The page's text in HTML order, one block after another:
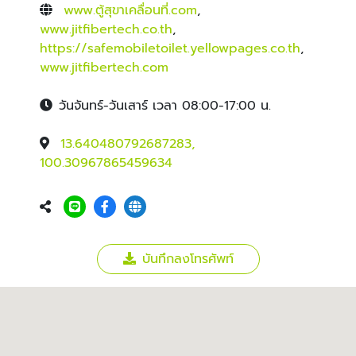
www.ตู้สุขาเคลื่อนที่.com,
www.jitfibertech.co.th,
https://safemobiletoilet.yellowpages.co.th,
www.jitfibertech.com
วันจันทร์-วันเสาร์ เวลา 08:00-17:00 น.
13.640480792687283,
100.30967865459634
บันทึกลงโทรศัพท์